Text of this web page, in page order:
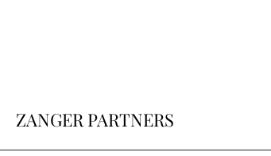
ZANGER PARTNERS